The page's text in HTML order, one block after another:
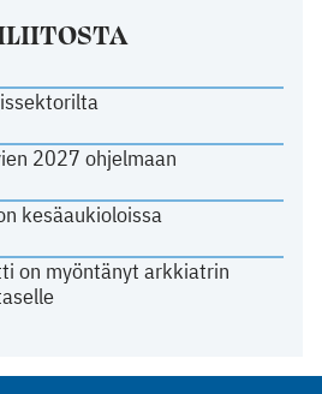
2027 ohjelmaan
kesäaukioloissa
on myöntänyt arkkiatrin